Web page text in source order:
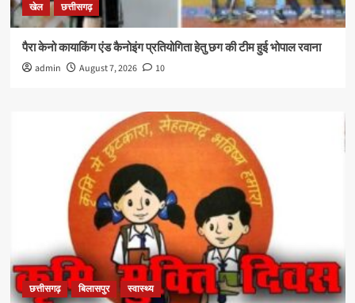
खेल छत्तीसगढ़
पैरा केनो कायाकिंग एंड कैनोइंग प्रतियोगिता हेतु छग की टीम हुई भोपाल रवाना
admin August 7, 2026 10
छत्तीसगढ़ बिलासपुर स्वास्थ्य